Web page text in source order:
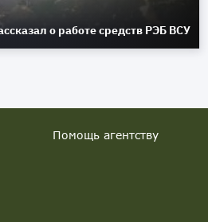
о работе средств РЭБ ВСУ
Помощь агентству